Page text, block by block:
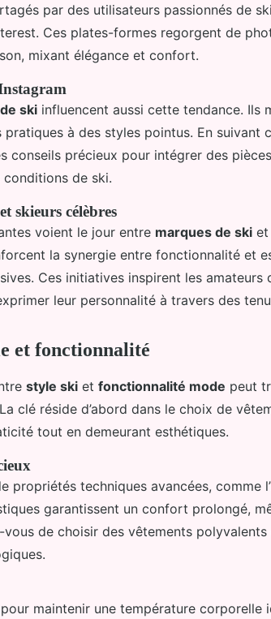
par des utilisateurs passionnés de
Ces plates-formes regorgent de
mixant élégance et confort.
ski influencent aussi cette tendance. Ils
à des styles pointus. En suivant
conseils précieux pour intégrer des
de ski.
skieurs célèbres
voient le jour entre marques de ski et
la synergie entre fonctionnalité et
Ces initiatives inspirent les amateurs
leur personnalité à travers des
et fonctionnalité
style ski et fonctionnalité mode peut
clé réside d’abord dans le choix de
tout en demeurant esthétiques.
propriétés techniques avancées, comme
garantissent un confort prolongé,
de choisir des vêtements polyvalents
maintenir une température corporelle